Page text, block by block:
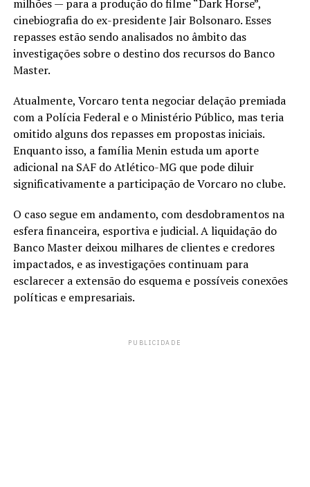
milhões — para a produção do filme “Dark Horse”,
cinebiografia do ex-presidente Jair Bolsonaro. Esses
repasses estão sendo analisados no âmbito das
investigações sobre o destino dos recursos do Banco
Master.
Atualmente, Vorcaro tenta negociar delação premiada
com a Polícia Federal e o Ministério Público, mas teria
omitido alguns dos repasses em propostas iniciais.
Enquanto isso, a família Menin estuda um aporte
adicional na SAF do Atlético-MG que pode diluir
significativamente a participação de Vorcaro no clube.
O caso segue em andamento, com desdobramentos na
esfera financeira, esportiva e judicial. A liquidação do
Banco Master deixou milhares de clientes e credores
impactados, e as investigações continuam para
esclarecer a extensão do esquema e possíveis conexões
políticas e empresariais.
PUBLICIDADE